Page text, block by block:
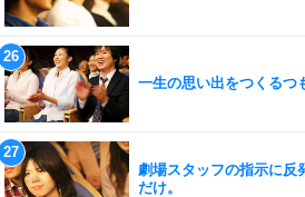
一生の思い出をつくるつ
劇場スタッフの指示に反
だけ。